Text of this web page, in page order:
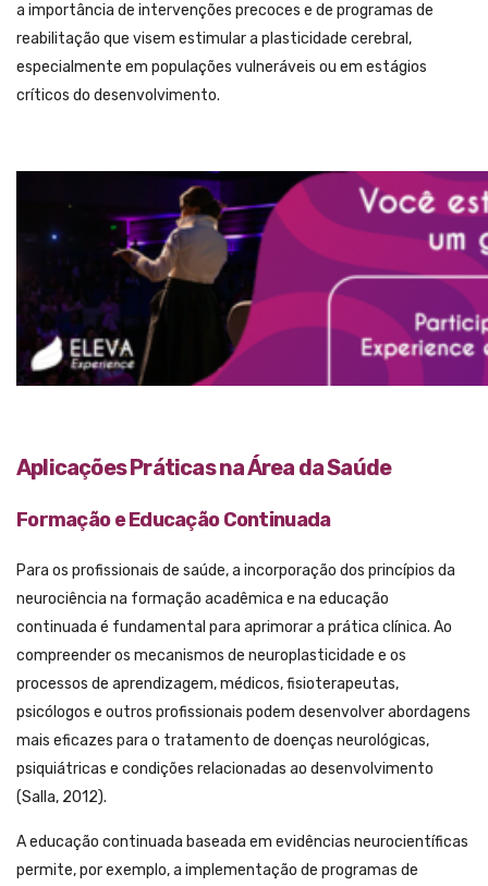
a importância de intervenções precoces e de programas de
reabilitação que visem estimular a plasticidade cerebral,
especialmente em populações vulneráveis ou em estágios
críticos do desenvolvimento.
Aplicações Práticas na Área da Saúde
Formação e Educação Continuada
Para os profissionais de saúde, a incorporação dos princípios da
neurociência na formação acadêmica e na educação
continuada é fundamental para aprimorar a prática clínica. Ao
compreender os mecanismos de neuroplasticidade e os
processos de aprendizagem, médicos, fisioterapeutas,
psicólogos e outros profissionais podem desenvolver abordagens
mais eficazes para o tratamento de doenças neurológicas,
psiquiátricas e condições relacionadas ao desenvolvimento
(Salla, 2012).
A educação continuada baseada em evidências neurocientíficas
permite, por exemplo, a implementação de programas de